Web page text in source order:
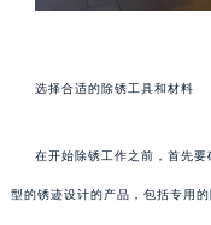
选择合适的除锈工具和材料
在开始除锈工作之前，首先
型的锈迹设计的产品，包括专用